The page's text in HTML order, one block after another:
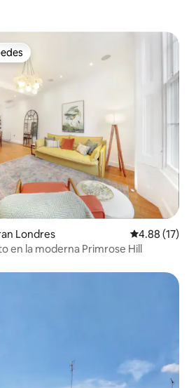
Londres Calificación
4.88 (17)
en la moderna Primrose Hill